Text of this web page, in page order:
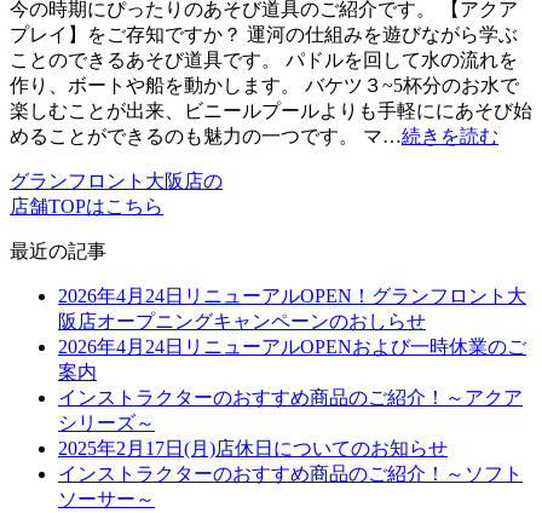
今の時期にぴったりのあそび道具のご紹介です。 【アクア
プレイ】をご存知ですか？ 運河の仕組みを遊びながら学ぶ
ことのできるあそび道具です。 パドルを回して水の流れを
作り、ボートや船を動かします。 バケツ３~5杯分のお水で
楽しむことが出来、ビニールプールよりも手軽ににあそび始
めることができるのも魅力の一つです。 マ…続きを読む
グランフロント大阪店の
店舗TOPはこちら
最近の記事
2026年4月24日リニューアルOPEN！グランフロント大
阪店オープニングキャンペーンのおしらせ
2026年4月24日リニューアルOPENおよび一時休業のご
案内
インストラクターのおすすめ商品のご紹介！～アクア
シリーズ～
2025年2月17日(月)店休日についてのお知らせ
インストラクターのおすすめ商品のご紹介！～ソフト
ソーサー～